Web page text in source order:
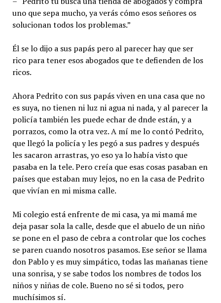
uno que sepa mucho, ya verás cómo esos señores os
solucionan todos los problemas.”
Él se lo dijo a sus papás pero al parecer hay que ser
rico para tener esos abogados que te defienden de los
ricos.
Ahora Pedrito con sus papás viven en una casa que no
es suya, no tienen ni luz ni agua ni nada, y al parecer la
policía también les puede echar de dnde están, y a
porrazos, como la otra vez. A mí me lo contó Pedrito,
que llegó la policía y les pegó a sus padres y después
les sacaron arrastras, yo eso ya lo había visto que
pasaba en la tele. Pero creía que esas cosas pasaban en
países que estaban muy lejos, no en la casa de Pedrito
que vivían en mi misma calle.
Mi colegio está enfrente de mi casa, ya mi mamá me
deja pasar sola la calle, desde que el abuelo de un niño
se pone en el paso de cebra a controlar que los coches
se paren cuando nosotros pasamos. Ese señor se llama
don Pablo y es muy simpático, todas las mañanas tiene
una sonrisa, y se sabe todos los nombres de todos los
niños y niñas de cole. Bueno no sé si todos, pero
muchísimos sí.